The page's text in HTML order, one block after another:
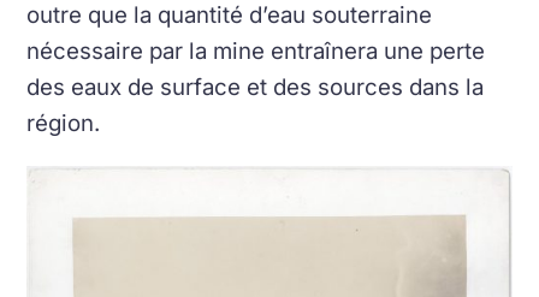
outre que la quantité d’eau souterraine
nécessaire par la mine entraînera une perte
des eaux de surface et des sources dans la
région.